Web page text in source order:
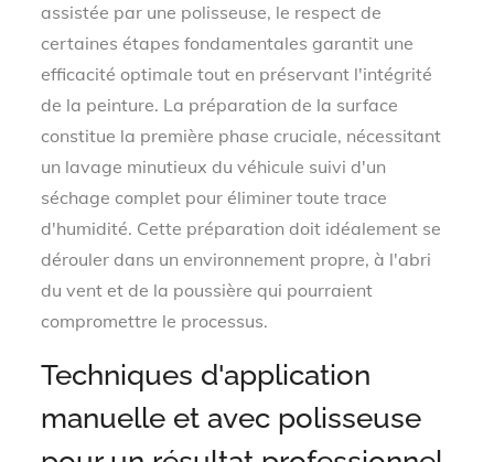
assistée par une polisseuse, le respect de
certaines étapes fondamentales garantit une
efficacité optimale tout en préservant l'intégrité
de la peinture. La préparation de la surface
constitue la première phase cruciale, nécessitant
un lavage minutieux du véhicule suivi d'un
séchage complet pour éliminer toute trace
d'humidité. Cette préparation doit idéalement se
dérouler dans un environnement propre, à l'abri
du vent et de la poussière qui pourraient
compromettre le processus.
Techniques d'application
manuelle et avec polisseuse